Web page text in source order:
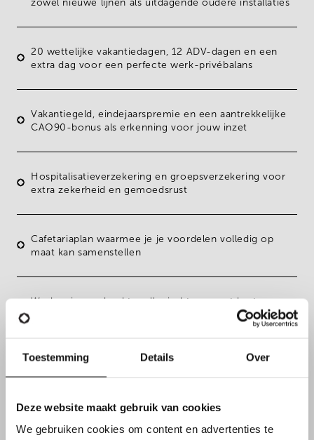
Toestemming Details Over
Deze website maakt gebruik van cookies
We gebruiken cookies om content en advertenties te
zowel nieuwe lijnen als uitdagende oudere installaties
20 wettelijke vakantiedagen 12 ADV-dagen eneen
extra dag voor een perfecte werk-privébalans
Vakantiegeld ,eindejaarspremieen eenaantrekkelijke
CAO90-bonus als erkenning voor jouw inzet
Hospitalisatieverzekeringen groepsverzekeringvoor
extra zekerheid en gemoedsrust
Cafetariaplanwaarmee je je voordelen volledig op
maat kan samenstellen
Werken in eenhecht, collegiaal teammet korte
communicatielijnen en volop samenwerking
Continue opleidingen endoorgroeimogelijkheden
binnen maintenance en techniek, zodat je jezelf blijft